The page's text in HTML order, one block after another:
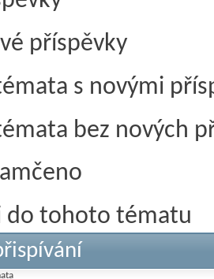
příspěvky
s novými
bez nových
do tohoto tématu